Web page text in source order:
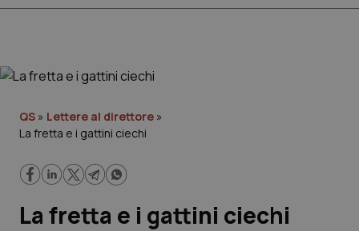
Cronache
QS » Lettere al direttore »
La fretta e i gattini ciechi
La fretta e i gattini ciechi